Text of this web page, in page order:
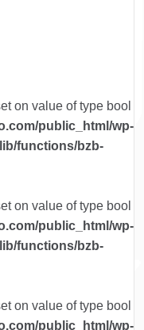
on value of type bool
public_html/wp-
functions/bzb-
on value of type bool
public_html/wp-
functions/bzb-
on value of type bool
public_html/wp-